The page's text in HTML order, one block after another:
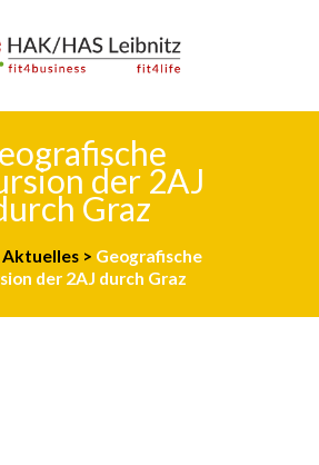
der 2AJ
Graz
Aktuelles > Geografische
der 2AJ durch Graz